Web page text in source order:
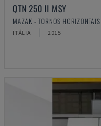
QTN 250 II MSY
MAZAK - TORNOS HORIZONTAIS
ITÁLIA 2015